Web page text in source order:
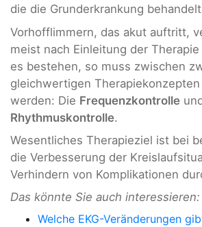
die die Grunderkrankung
Vorhofflimmern, das akut auftritt,
meist nach Einleitung der
es bestehen, so muss zwischen
gleichwertigen
werden: Die Frequenzkontrolle
Rhythmuskontrolle.
Wesentliches Therapieziel ist bei
die Verbesserung der
Verhindern von Komplikationen
Das könnte Sie auch interessieren:
Welche EKG-Veränderungen